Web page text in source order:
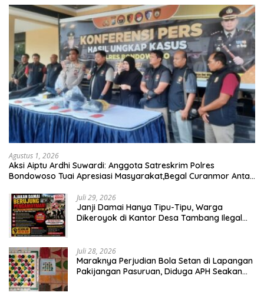
Agustus 1, 2026
Aksi Aiptu Ardhi Suwardi: Anggota Satreskrim Polres
Bondowoso Tuai Apresiasi Masyarakat,Begal Curanmor Antar
Juli 29, 2026
Janji Damai Hanya Tipu-Tipu, Warga
Dikeroyok di Kantor Desa Tambang Ilegal
Juli 28, 2026
Maraknya Perjudian Bola Setan di Lapangan
Pakijangan Pasuruan, Diduga APH Seakan